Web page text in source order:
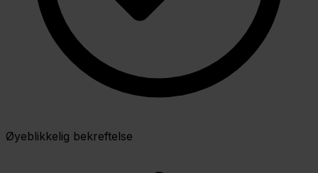
Øyeblikkelig bekreftelse